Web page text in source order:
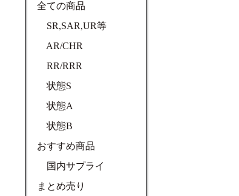
全ての商品
SR,SAR,UR等
AR/CHR
RR/RRR
状態S
状態A
状態B
おすすめ商品
国内サプライ
まとめ売り